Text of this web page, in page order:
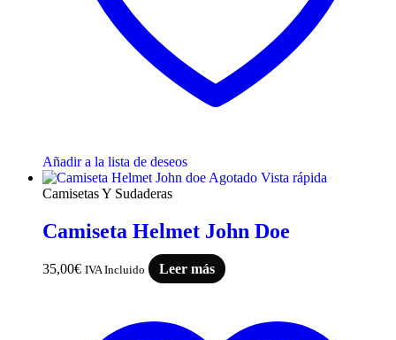
Añadir a la lista de deseos
Agotado Vista rápida
Camisetas Y Sudaderas
Camiseta Helmet John Doe
35,00€ IVA Incluido Leer más